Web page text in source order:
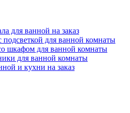
для ванной на заказ
подсветкой для ванной комнаты
шкафом для ванной комнаты
для ванной комнаты
и кухни на заказ